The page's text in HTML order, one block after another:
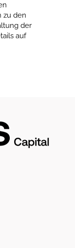
zu den
der
auf